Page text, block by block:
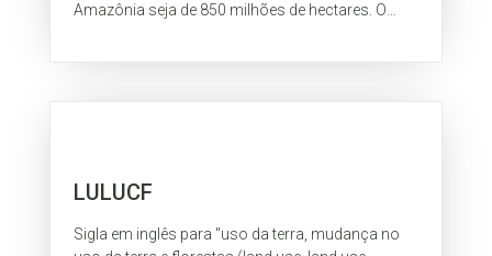
Amazônia seja de 850 milhões de hectares. O
LULUCF
Sigla em inglês para "uso da terra, mudança no